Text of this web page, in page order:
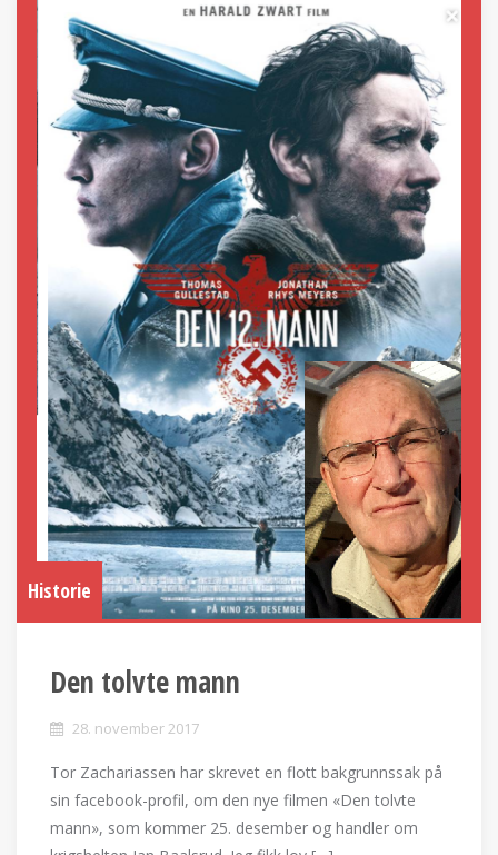
Historie
Den tolvte mann
28. november 2017
Tor Zachariassen har skrevet en flott bakgrunnssak på
sin facebook-profil, om den nye filmen «Den tolvte
mann», som kommer 25. desember og handler om